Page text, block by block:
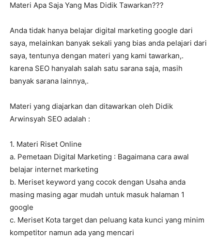
Materi Apa Saja Yang Mas Didik Tawarkan???
Anda tidak hanya belajar digital marketing google dari
saya, melainkan banyak sekali yang bias anda pelajari dari
saya, tentunya dengan materi yang kami tawarkan,.
karena SEO hanyalah salah satu sarana saja, masih
banyak sarana lainnya,.
Materi yang diajarkan dan ditawarkan oleh Didik
Arwinsyah SEO adalah :
1. Materi Riset Online
a. Pemetaan Digital Marketing : Bagaimana cara awal
belajar internet marketing
b. Meriset keyword yang cocok dengan Usaha anda
masing masing agar mudah untuk masuk halaman 1
google
c. Meriset Kota target dan peluang kata kunci yang minim
kompetitor namun ada yang mencari